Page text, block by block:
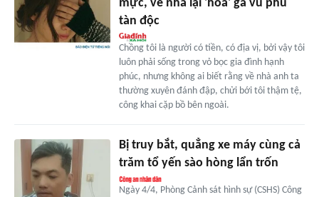
mực, về nhà lại 'hóa' gã vũ phu
tàn độc
Chồng tôi là người có tiền, có địa vị, bởi vậy tôi
luôn phải sống trong vỏ bọc gia đình hạnh
phúc, nhưng không ai biết rằng về nhà anh ta
thường xuyên đánh đập, chửi bới tôi thậm tệ,
công khai cặp bồ bên ngoài.
Bị truy bắt, quẳng xe máy cùng cả
trăm tổ yến sào hòng lẩn trốn
Ngày 4/4, Phòng Cảnh sát hình sự (CSHS) Công